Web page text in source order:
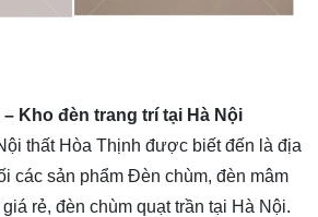
Kho đèn trang trí tại Hà Nội
thất Hòa Thịnh được biết đến là địa
các sản phẩm Đèn chùm, đèn mâm
rẻ, đèn chùm quạt trần tại Hà Nội.